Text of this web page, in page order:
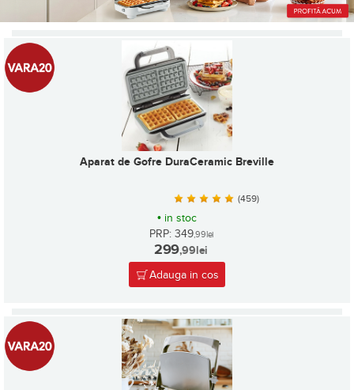
Aparat de Gofre DuraCeramic Breville
(459)
• in stoc
PRP: 349,99 lei
299,99lei
Adauga in cos